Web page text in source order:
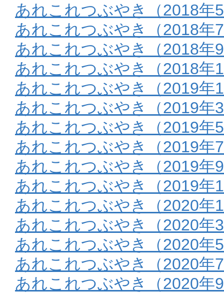
あれこれつぶやき（2018年
あれこれつぶやき（2018年
あれこれつぶやき（2018年
あれこれつぶやき（2018年
あれこれつぶやき（2019年
あれこれつぶやき（2019年
あれこれつぶやき（2019年
あれこれつぶやき（2019年
あれこれつぶやき（2019年
あれこれつぶやき（2019年
あれこれつぶやき（2020年
あれこれつぶやき（2020年
あれこれつぶやき（2020年
あれこれつぶやき（2020年
あれこれつぶやき（2020年